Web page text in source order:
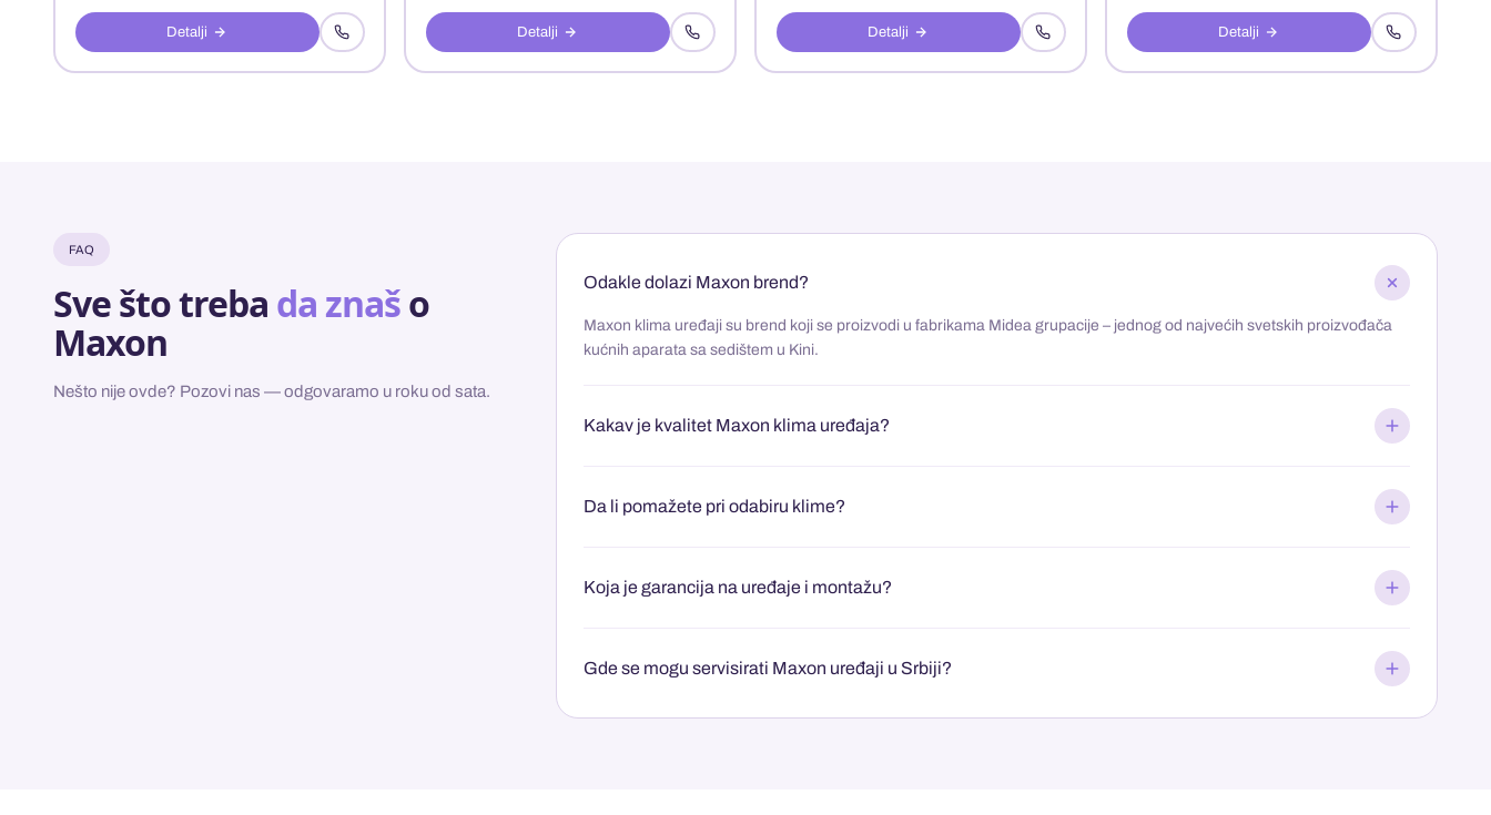
Detalji Detalji Detalji Detalji
FAQ
Sve što treba da znašo
Maxon
Nešto nije ovde? Pozovi nas — odgovaramo u roku od sata.
Odakle dolazi Maxon brend?
Maxon klima uređaji su brend koji se proizvodi u fabrikama Midea grupacije – jednog od najvećih svetskih proizvođača
kućnih aparata sa sedištem u Kini.
Kakav je kvalitet Maxon klima uređaja?
Da li pomažete pri odabiru klime?
Koja je garancija na uređaje i montažu?
Gde se mogu servisirati Maxon uređaji u Srbiji?